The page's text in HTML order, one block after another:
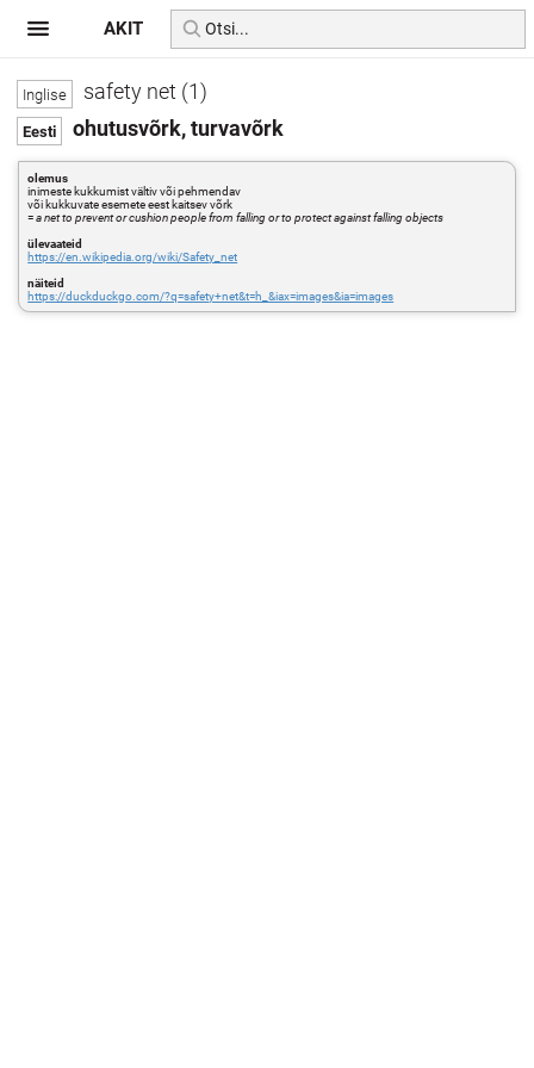
safety net (1)
ohutusvõrk, turvavõrk
olemus
inimeste kukkumist vältiv või pehmendav
või kukkuvate esemete eest kaitsev võrk
=a net to prevent or cushion people from falling or to protect against falling objects
ülevaateid
https://en.wikipedia.org/wiki/Safety_net
näiteid
https://duckduckgo.com/?q=safety+net&t=h_&iax=images&ia=images
AKIT